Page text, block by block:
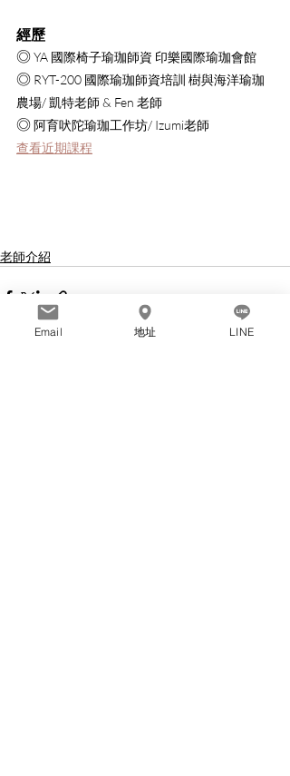
經歷
◎ YA 國際椅子瑜珈師資 印樂國際瑜珈會館
◎ RYT-200 國際瑜珈師資培訓 樹與海洋瑜珈
農場/ 凱特老師 & Fen 老師
◎ 阿育吠陀瑜珈工作坊/ Izumi老師
查看近期課程
老師介紹
Email 地址 LINE